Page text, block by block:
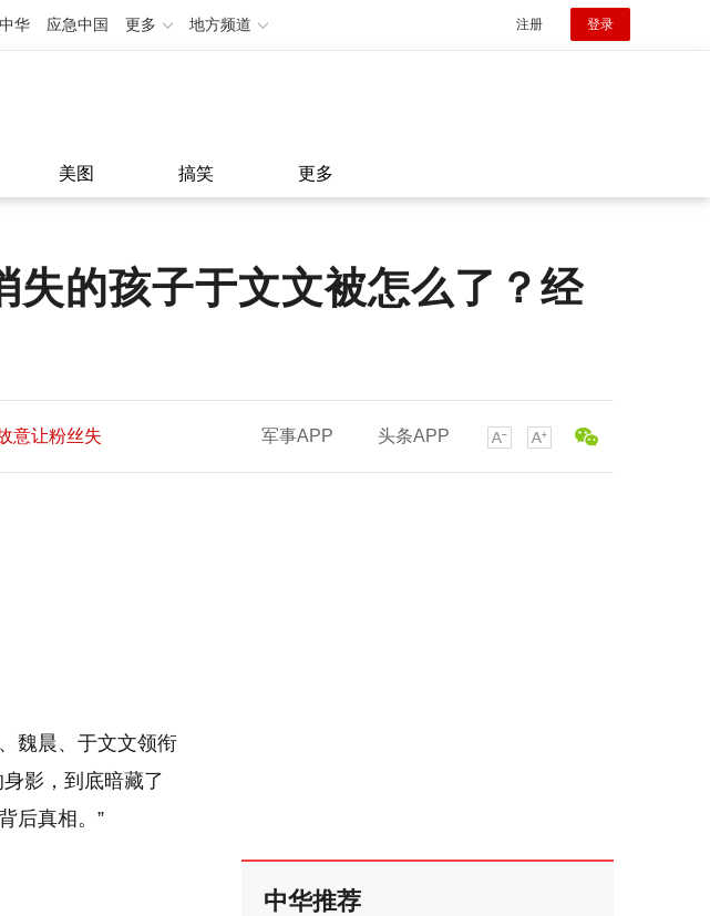
华 应急中国 更多 地方频道 注册 登录
美图 搞笑 更多
失的孩子于文文被怎么了？经
意让粉丝失
意让粉丝失
军事APP 头条APP
魏晨、于文文领衔
影，到底暗藏了
后真相。”
中华推荐